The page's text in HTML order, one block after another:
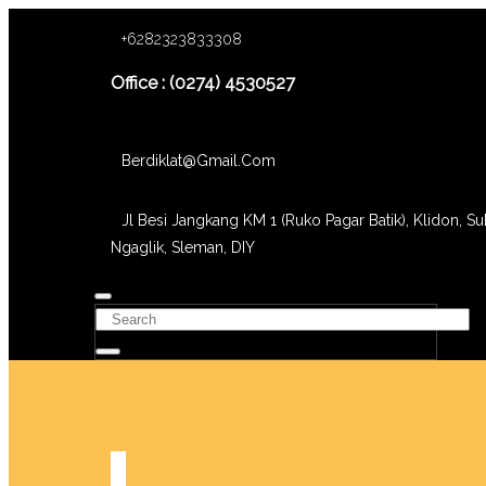
+6282323833308
Office : (0274) 4530527
Berdiklat@gmail.com
Jl Besi Jangkang KM 1 (Ruko Pagar Batik), Klidon,
Ngaglik, Sleman, DIY